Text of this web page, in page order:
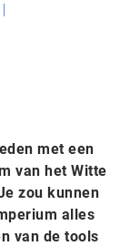
met een
van het Witte
zou kunnen
alles
van de tools